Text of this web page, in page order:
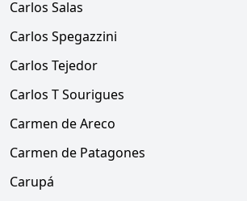
Carlos Salas
Carlos Spegazzini
Carlos Tejedor
Carlos T Sourigues
Carmen de Areco
Carmen de Patagones
Carupá